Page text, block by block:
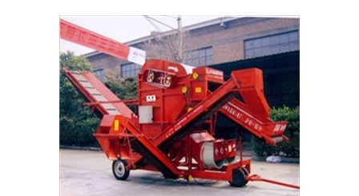
资质荣誉
新闻中心
厂房设备
联系我们